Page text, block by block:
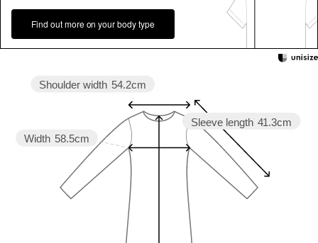
Find out more on your body type
Sleeve length 41.3cm
Width 58.5cm
Shoulder width 54.2cm